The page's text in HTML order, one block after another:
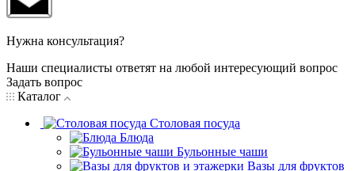
Нужна консультация?
Наши специалисты ответят на любой интересующий вопрос
Задать вопрос
Каталог
Столовая посуда
Блюда
Бульонные чаши
Вазы для фруктов